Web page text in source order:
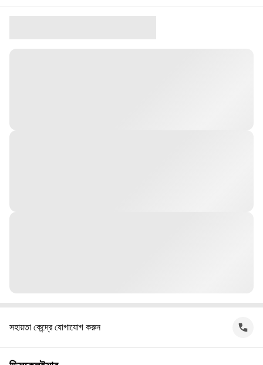
সহায়তা কেন্দ্রে যোগাযোগ করুন